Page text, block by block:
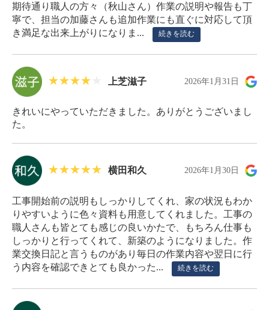
期待通り職人の方々（秋山さん）作業の説明や報告も丁
寧で、担当の加藤さんも追加作業にも直ぐに対応して頂
き満足な出来上がりになりま...
続きを読む
上芝滋子 2026年1月31日
きれいにやっていただきました。ありがとうございまし
た。
横田和久 2026年1月30日
工事開始前の説明もしっかりしてくれ、家の状況もわか
りやすいように色々資料も用意してくれました。工事の
職人さんも皆とても感じの良いかたで、もちろん仕事も
しっかりと行ってくれて、新築のようになりました。作
業交換日記と言うものがあり毎日の作業内容や翌日に行
う内容を確認できとても良かった...
続きを読む